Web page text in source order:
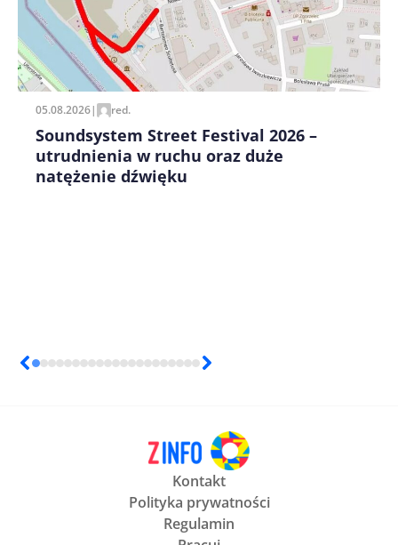
Zapamiętaj moje dane w tej przeglądarce podczas
pisania kolejnych komentarzy.
05.08.2026| red.
Soundsystem Street Festival 2026 –
utrudnienia w ruchu oraz duże
natężenie dźwięku
Kontakt
Polityka prywatności
Regulamin